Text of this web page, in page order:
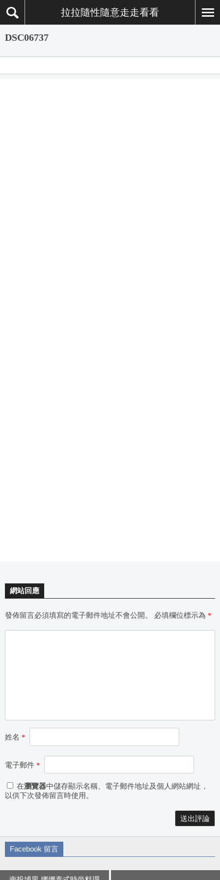
拉拉隨性隨意走走看看
DSC06737
網站回應
發佈留言必須填寫的電子郵件地址不會公開。 必填欄位標示為 *
姓名 *
電子郵件 *
在瀏覽器中儲存顯示名稱、電子郵件地址及個人網站網址，
以供下次發佈留言時使用。
Facebook 留言